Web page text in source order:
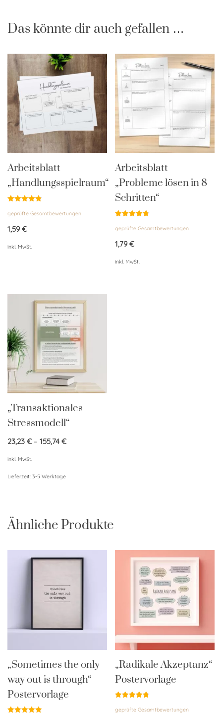
Das könnte dir auch gefallen …
Arbeitsblatt
„Handlungsspielraum“
mit
von 5
geprüfte Gesamtbewertungen
1,59€
inkl. MwSt.
Arbeitsblatt
„Probleme lösen in 8
Schritten“
mit
von 5
geprüfte Gesamtbewertungen
1,79€
inkl. MwSt.
„Transaktionales
Stressmodell“
23,23 € – 155,74 €
inkl. MwSt.
Lieferzeit: 3-5 Werktage
Ähnliche Produkte
„Sometimes the only
way out is through“
Postervorlage
„Radikale Akzeptanz“
Postervorlage
mit
geprüfte Gesamtbewertungen